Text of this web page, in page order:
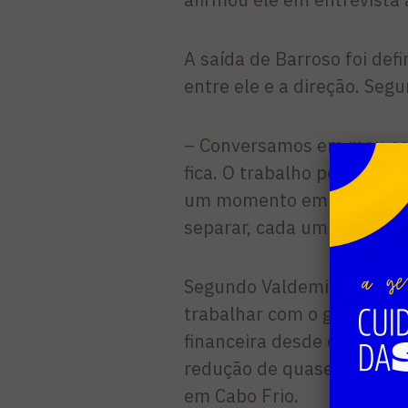
A saída de Barroso foi
entre ele e a direção.
– Conversamos em meu
fica. O trabalho pode ser
um momento em que
separar, cada um seguir
Segundo Valdemir, o
trabalhar com o grupo
financeira desde o
redução de quase 50%) e
em Cabo Frio.